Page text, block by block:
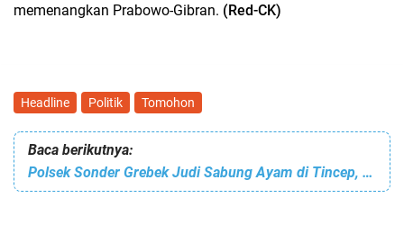
memenangkan Prabowo-Gibran. (Red-CK)
Headline Politik Tomohon
Baca berikutnya:
Polsek Sonder Grebek Judi Sabung Ayam di Tincep, 6 Orang Berhasil Diringkus